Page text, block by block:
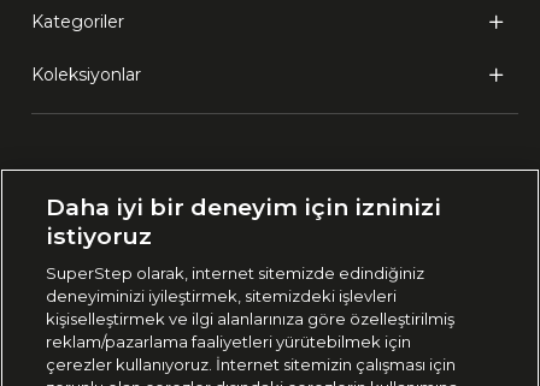
Kategoriler
Koleksiyonlar
🇹🇷 Türkiye
444 37 36
Daha iyi bir deneyim için izninizi
istiyoruz
SuperStep olarak, internet sitemizde edindiğiniz
deneyiminizi iyileştirmek, sitemizdeki işlevleri
kişiselleştirmek ve ilgi alanlarınıza göre özelleştirilmiş
reklam/pazarlama faaliyetleri yürütebilmek için
çerezler kullanıyoruz. İnternet sitemizin çalışması için